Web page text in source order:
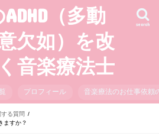
（多動
欠如）を改
音楽療法士
search
プロフィール 音楽療法のお仕事依頼
る質問
ますか？